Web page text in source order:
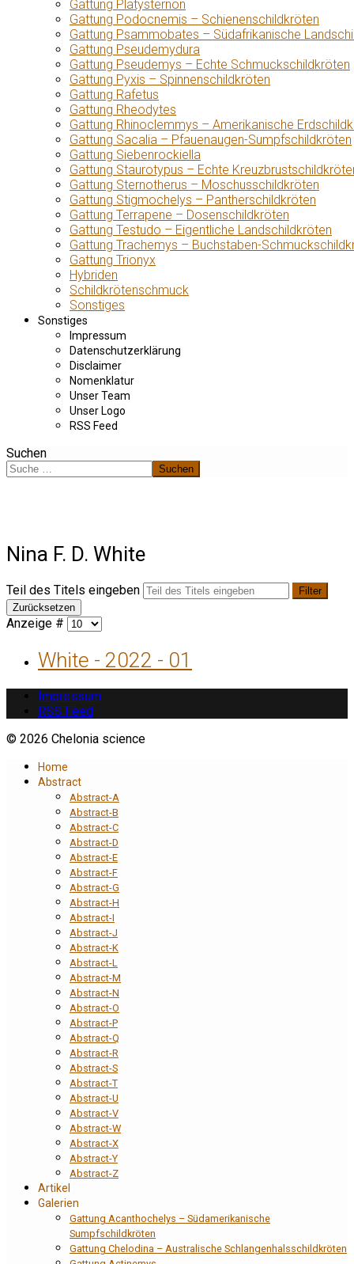
Gattung Platysternon
Gattung Podocnemis – Schienenschildkröten
Gattung Psammobates – Südafrikanische
Gattung Pseudemydura
Gattung Pseudemys – Echte Schmuckschildkröten
Gattung Pyxis – Spinnenschildkröten
Gattung Rafetus
Gattung Rheodytes
Gattung Rhinoclemmys – Amerikanische
Gattung Sacalia – Pfauenaugen-Sumpfschildkröten
Gattung Siebenrockiella
Gattung Staurotypus – Echte
Gattung Sternotherus – Moschusschildkröten
Gattung Stigmochelys – Pantherschildkröten
Gattung Terrapene – Dosenschildkröten
Gattung Testudo – Eigentliche Landschildkröten
Gattung Trachemys – Buchstaben-
Gattung Trionyx
Hybriden
Schildkrötenschmuck
Sonstiges
Sonstiges
Impressum
Datenschutzerklärung
Disclaimer
Nomenklatur
Unser Team
Unser Logo
RSS Feed
Suchen
Suchen
Nina F. D. White
Teil des Titels eingeben
Filter
Zurücksetzen
Anzeige #
White - 2022 - 01
Impressum
RSS Feed
© 2026 Chelonia science
Home
Abstract
Abstract-A
Abstract-B
Abstract-C
Abstract-D
Abstract-E
Abstract-F
Abstract-G
Abstract-H
Abstract-I
Abstract-J
Abstract-K
Abstract-L
Abstract-M
Abstract-N
Abstract-O
Abstract-P
Abstract-Q
Abstract-R
Abstract-S
Abstract-T
Abstract-U
Abstract-V
Abstract-W
Abstract-X
Abstract-Y
Abstract-Z
Artikel
Galerien
Gattung Acanthochelys – Südamerikanische
Sumpfschildkröten
Gattung Chelodina – Australische Schlangenhalsschildkröten